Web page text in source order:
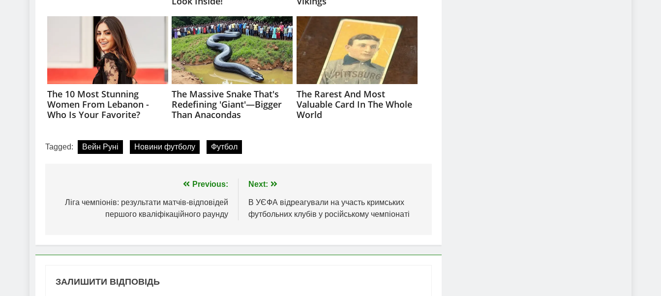
Tagged: Вейн Руні Новини футболу Футбол
записів
Previous:
Ліга чемпіонів: результати матчів-відповідей
першого кваліфікаційного раунду
Next:
В УЄФА відреагували на участь кримських
футбольних клубів у російському чемпіонаті
ЗАЛИШИТИ ВІДПОВІДЬ